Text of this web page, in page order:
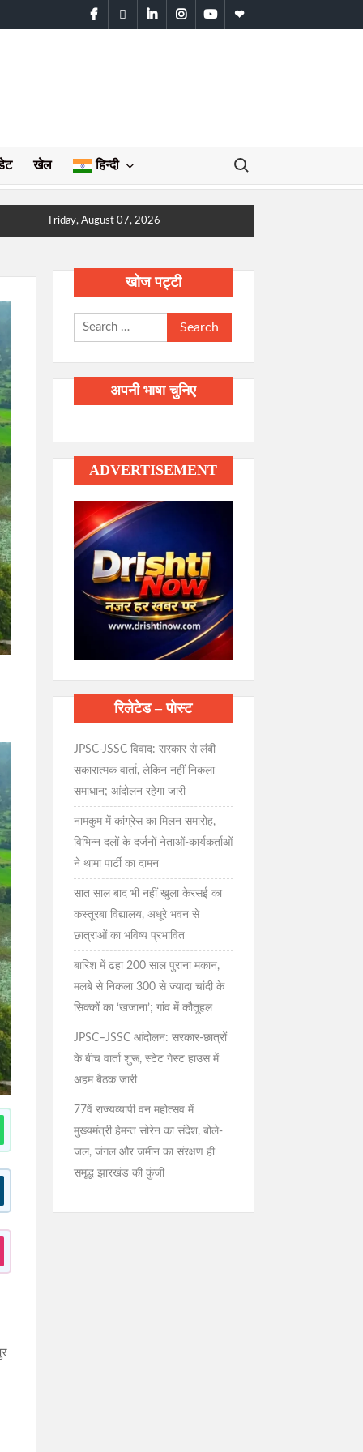
facebooktwitterlinkedininstagramyoutubeWhatsApp
खेल हिन्दी
Search for:
Friday, August 07, 2026
खोज पट्टी
Search
for:
अपनी भाषा चुनिए
ADVERTISEMENT
रिलेटेड – पोस्ट
JPSC-JSSC विवाद: सरकार से लंबी
सकारात्मक वार्ता, लेकिन नहीं निकला
समाधान; आंदोलन रहेगा जारी
नामकुम में कांग्रेस का मिलन समारोह,
विभिन्न दलों के दर्जनों नेताओं-कार्यकर्ताओं
ने थामा पार्टी का दामन
सात साल बाद भी नहीं खुला केरसई का
कस्तूरबा विद्यालय, अधूरे भवन से
छात्राओं का भविष्य प्रभावित
बारिश में ढहा 200 साल पुराना मकान,
मलबे से निकला 300 से ज्यादा चांदी के
सिक्कों का ‘खजाना’; गांव में कौतूहल
JPSC–JSSC आंदोलन: सरकार-छात्रों
के बीच वार्ता शुरू, स्टेट गेस्ट हाउस में
अहम बैठक जारी
77वें राज्यव्यापी वन महोत्सव में
मुख्यमंत्री हेमन्त सोरेन का संदेश, बोले-
जल, जंगल और जमीन का संरक्षण ही
समृद्ध झारखंड की कुंजी